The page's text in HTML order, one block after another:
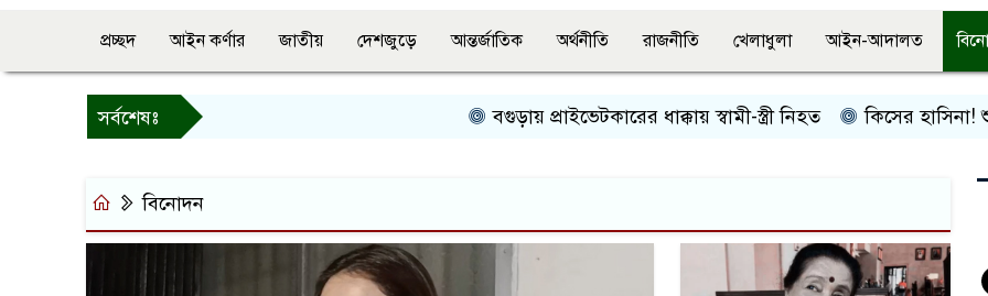
প্রচ্ছদ আইন কর্ণার জাতীয় দেশজুড়ে আন্তর্জাতিক অর্থনীতি রাজনীতি খেলাধুলা আইন-আদালত
সর্বশেষঃ বগুড়ায় প্রাইভেটকারের ধাক্কায় স্বামী-স্ত্রী নিহত কিসের হাসিনা! শুধু
বিনোদন